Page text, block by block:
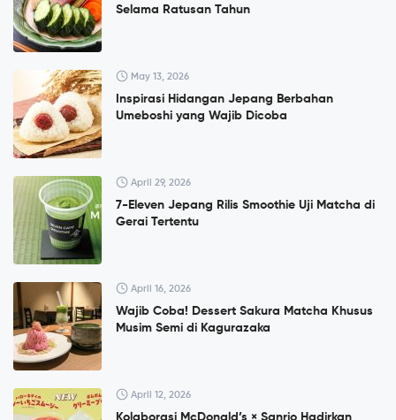
Selama Ratusan Tahun
May 13, 2026
Inspirasi Hidangan Jepang Berbahan
Umeboshi yang Wajib Dicoba
April 29, 2026
7-Eleven Jepang Rilis Smoothie Uji Matcha di
Gerai Tertentu
April 16, 2026
Wajib Coba! Dessert Sakura Matcha Khusus
Musim Semi di Kagurazaka
April 12, 2026
Kolaborasi McDonald’s × Sanrio Hadirkan